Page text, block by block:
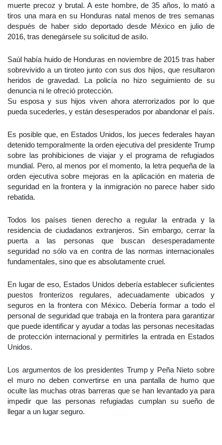
muerte precoz y brutal. A este hombre, de 35 años, lo mató a
tiros una mara en su Honduras natal menos de tres semanas
después de haber sido deportado desde México en julio de
2016, tras denegársele su solicitud de asilo.
Saúl había huido de Honduras en noviembre de 2015 tras haber
sobrevivido a un tiroteo junto con sus dos hijos, que resultaron
heridos de gravedad. La policía no hizo seguimiento de su
denuncia ni le ofreció protección.
Su esposa y sus hijos viven ahora aterrorizados por lo que
pueda sucederles, y están desesperados por abandonar el país.
Es posible que, en Estados Unidos, los jueces federales hayan
detenido temporalmente la orden ejecutiva del presidente Trump
sobre las prohibiciones de viajar y el programa de refugiados
mundial. Pero, al menos por el momento, la letra pequeña de la
orden ejecutiva sobre mejoras en la aplicación en materia de
seguridad en la frontera y la inmigración no parece haber sido
rebatida.
Todos los países tienen derecho a regular la entrada y la
residencia de ciudadanos extranjeros. Sin embargo, cerrar la
puerta a las personas que buscan desesperadamente
seguridad no sólo va en contra de las normas internacionales
fundamentales, sino que es absolutamente cruel.
En lugar de eso, Estados Unidos debería establecer suficientes
puestos fronterizos regulares, adecuadamente ubicados y
seguros en la frontera con México. Debería formar a todo el
personal de seguridad que trabaja en la frontera para garantizar
que puede identificar y ayudar a todas las personas necesitadas
de protección internacional y permitirles la entrada en Estados
Unidos.
Los argumentos de los presidentes Trump y Peña Nieto sobre
el muro no deben convertirse en una pantalla de humo que
oculte las muchas otras barreras que se han levantado ya para
impedir que las personas refugiadas cumplan su sueño de
llegar a un lugar seguro.